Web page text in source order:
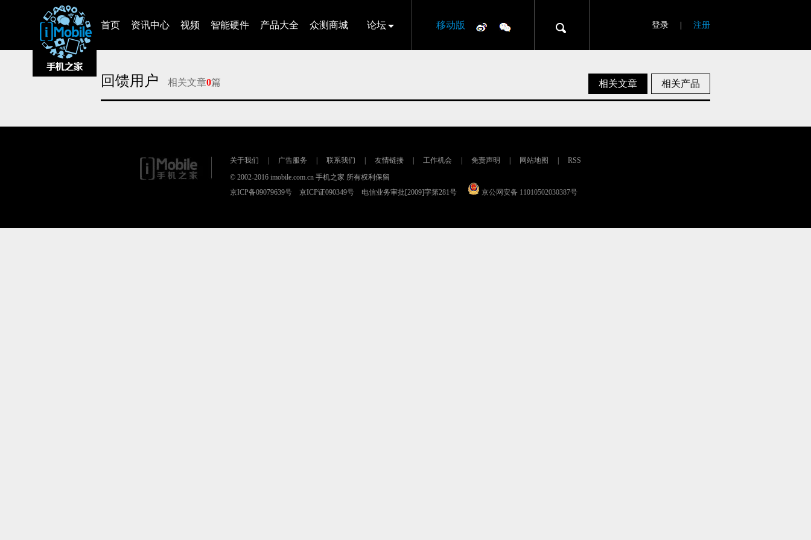
首页 资讯中心 视频 智能硬件 产品大全 众测商城 论坛 移动版 登录 注册
回馈用户 相关文章0篇 相关产品
相关文章
关于我们 广告服务 联系我们 友情链接 工作机会 免责声明 网站地图
RSS
© 2002-2016 imobile.com.cn 手机之家 所有权利保留
京ICP备09079639号 京ICP证090349号 电信业务审批[2009]字第281号
京公网安备 11010502030387号